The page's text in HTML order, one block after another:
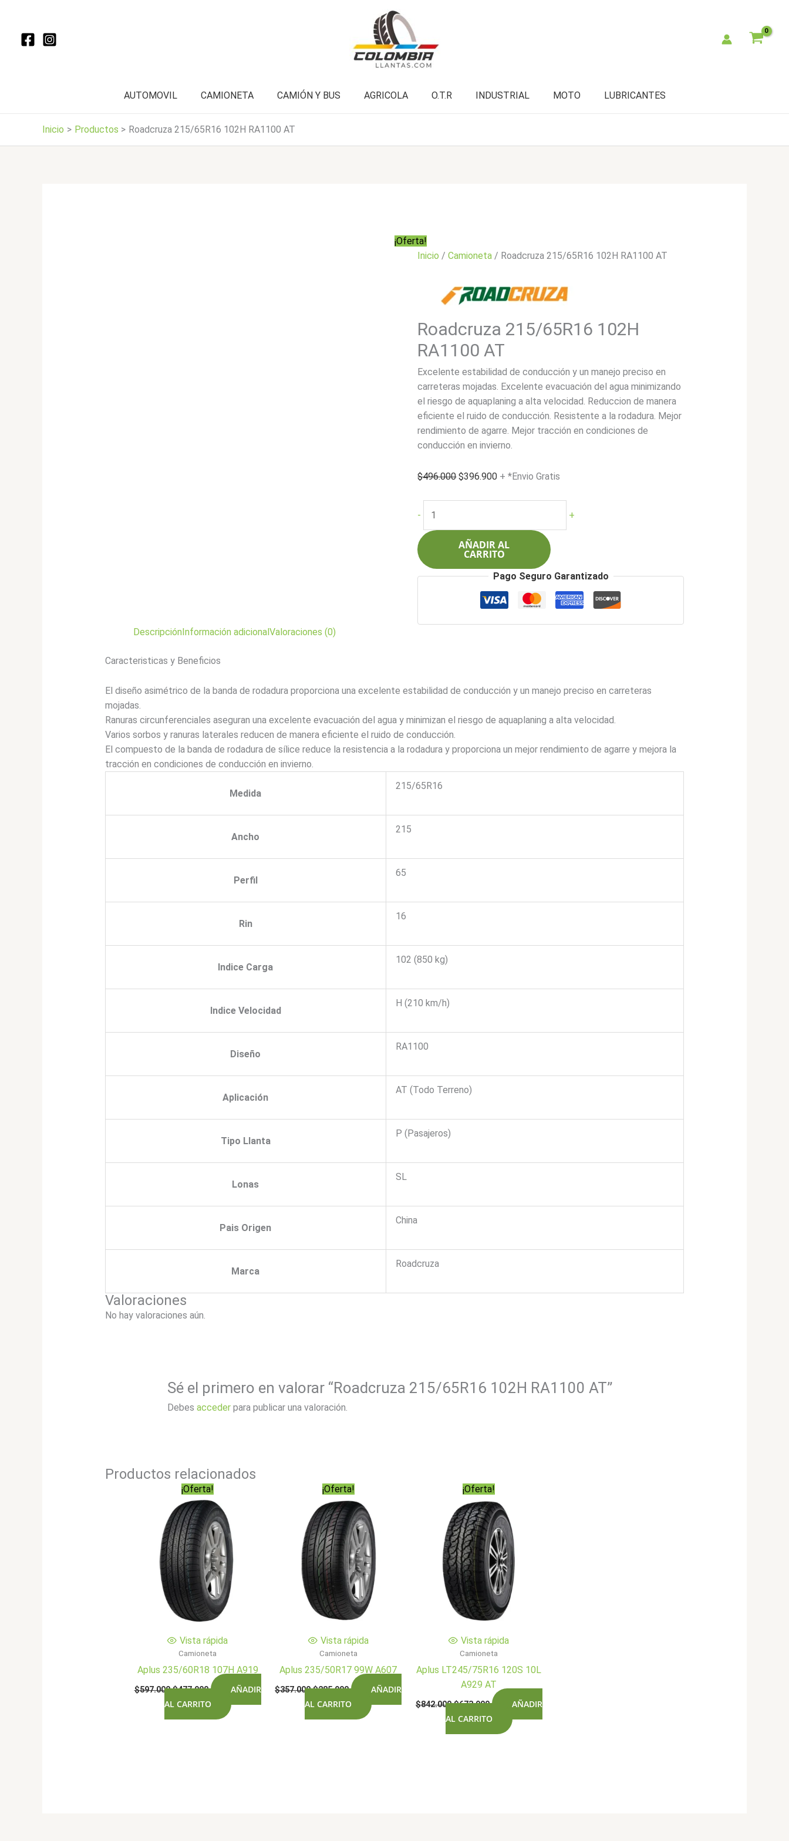
contenido
AUTOMOVIL CAMIONETA CAMIÓN Y BUS AGRICOLA O.T.R INDUSTRIAL MOTO LUBRICANTES
Inicio Productos Roadcruza 215/65R16 102H RA1100 AT
¡Oferta!
Inicio /Camioneta / Roadcruza 215/65R16 102H RA1100 AT
Roadcruza 215/65R16 102H
RA1100 AT
Excelente estabilidad de conducción y un manejo preciso en
carreteras mojadas. Excelente evacuación del agua minimizando
el riesgo de aquaplaning a alta velocidad. Reduccion de manera
eficiente el ruido de conducción. Resistente a la rodadura. Mejor
rendimiento de agarre. Mejor tracción en condiciones de
conducción en invierno.
$496.000El
$396.900El
$396.900.
+ *Envio Gratis
-
215/65R16
102H
AT
+
AÑADIR AL
CARRITO
Pago Seguro Garantizado
Descripción Información adicional Valoraciones (0)
Caracteristicas y Beneficios
El diseño asimétrico de la banda de rodadura proporciona una excelente estabilidad de conducción y un manejo preciso en carreteras
mojadas.
Ranuras circunferenciales aseguran una excelente evacuación del agua y minimizan el riesgo de aquaplaning a alta velocidad.
Varios sorbos y ranuras laterales reducen de manera eficiente el ruido de conducción.
El compuesto de la banda de rodadura de sílice reduce la resistencia a la rodadura y proporciona un mejor rendimiento de agarre y mejora la
tracción en condiciones de conducción en invierno.
Medida
215/65R16
Ancho
215
Perfil
65
Rin
16
Indice Carga
102 (850 kg)
Indice Velocidad
H (210 km/h)
Diseño
RA1100
Aplicación
AT (Todo Terreno)
Tipo Llanta
P (Pasajeros)
Lonas
SL
Pais Origen
China
Marca
Roadcruza
Valoraciones
No hay valoraciones aún.
Sé el primero en valorar “Roadcruza 215/65R16 102H RA1100 AT”
Debesacceder para publicar una valoración.
Productos relacionados
¡Oferta!
Vista rápida
Camioneta
Aplus 235/60R18 107H A919
$597.000El
original
era:
$477.900El
actual
es:
AÑADIR
AL CARRITO
¡Oferta!
Vista rápida
Camioneta
Aplus 235/50R17 99W A607
$357.000El
original
era:
$285.900El
actual
es:
AÑADIR
AL CARRITO
¡Oferta!
Vista rápida
Camioneta
Aplus LT245/75R16 120S 10L
A929 AT
$842.000El
original
era:
$673.900El
actual
es:
AÑADIR
AL CARRITO
$496.000.